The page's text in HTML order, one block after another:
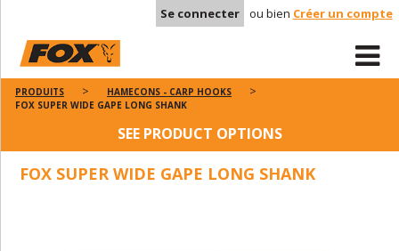
Se connecter ou bien Créer un compte
PRODUITS
HAMECONS - CARP HOOKS
FOX SUPER WIDE GAPE LONG SHANK
SEE PRODUCT OPTIONS
FOX SUPER WIDE GAPE LONG SHANK